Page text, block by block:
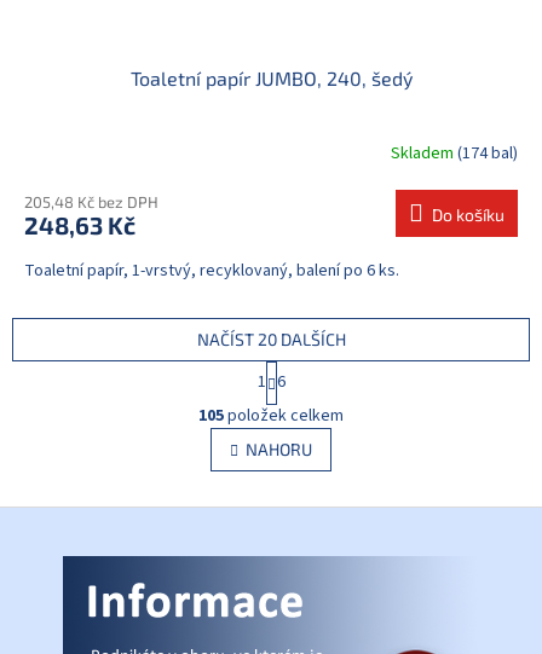
Toaletní papír JUMBO, 240, šedý
Skladem (174 bal)
205,48 Kč bez DPH
248,63 Kč Do košíku
Toaletní papír, 1-vrstvý, recyklovaný, balení po 6 ks.
O
v
l
á
í
p
r
NAČÍST 20 DALŠÍCH
S
t
r
á
n
k
v
n
1 6
105položek celkem
NAHORU